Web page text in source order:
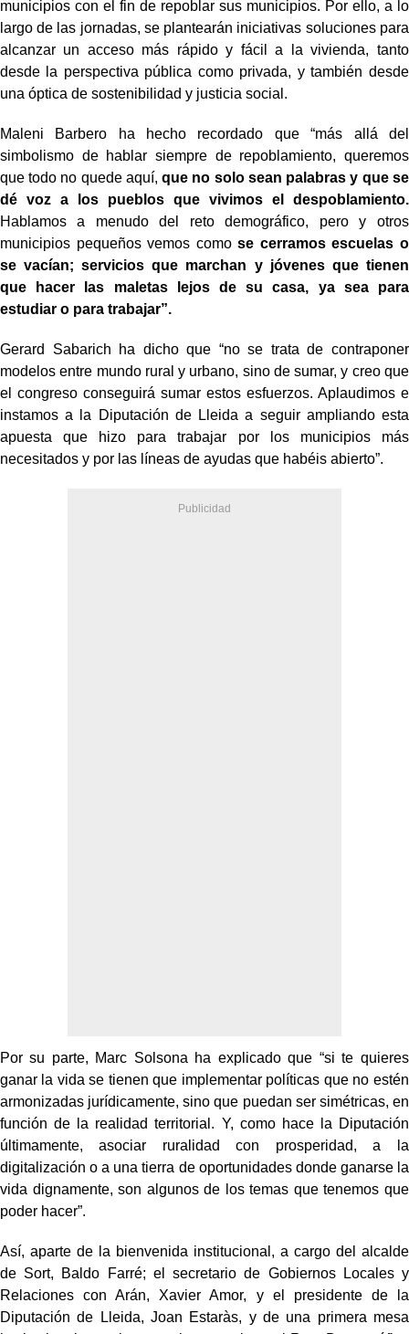
municipios con el fin de repoblar sus municipios. Por ello, a lo
largo de las jornadas, se plantearán iniciativas soluciones para
alcanzar un acceso más rápido y fácil a la vivienda, tanto
desde la perspectiva pública como privada, y también desde
una óptica de sostenibilidad y justicia social.
Maleni Barbero ha hecho recordado que “más allá del
simbolismo de hablar siempre de repoblamiento, queremos
que todo no quede aquí,que no solo sean palabras y que se
dé voz a los pueblos que vivimos el despoblamiento.
Hablamos a menudo del reto demográfico, pero y otros
municipios pequeños vemos comose cerramos escuelas o
se vacían; servicios que marchan y jóvenes que tienen
que hacer las maletas lejos de su casa, ya sea para
estudiar o para trabajar”.
Gerard Sabarich ha dicho que “no se trata de contraponer
modelos entre mundo rural y urbano, sino de sumar, y creo que
el congreso conseguirá sumar estos esfuerzos. Aplaudimos e
instamos a la Diputación de Lleida a seguir ampliando esta
apuesta que hizo para trabajar por los municipios más
necesitados y por las líneas de ayudas que habéis abierto”.
Por su parte, Marc Solsona ha explicado que “si te quieres
ganar la vida se tienen que implementar políticas que no estén
armonizadas jurídicamente, sino que puedan ser simétricas, en
función de la realidad territorial. Y, como hace la Diputación
últimamente, asociar ruralidad con prosperidad, a la
digitalización o a una tierra de oportunidades donde ganarse la
vida dignamente, son algunos de los temas que tenemos que
poder hacer”.
Así, aparte de la bienvenida institucional, a cargo del alcalde
de Sort, Baldo Farré; el secretario de Gobiernos Locales y
Relaciones con Arán, Xavier Amor, y el presidente de la
Diputación de Lleida, Joan Estaràs, y de una primera mesa